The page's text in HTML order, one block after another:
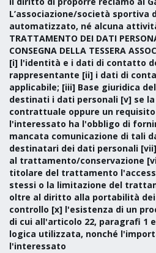
L’associazione/società
automatizzato, né alcuna attività
TRATTAMENTO DEI DATI
CONSEGNA DELLA TESSERA
[i] l'identità e i dati di contatto
rappresentante [ii] i dati di
applicabile; [iii] Base giuridica
destinati i dati personali [v] se
contrattuale oppure un
l'interessato ha l'obbligo di
mancata comunicazione di tali
destinatari dei dati personali
al trattamento/conservazione
titolare del trattamento
stessi o la limitazione del
oltre al diritto alla portabilità
controllo [x] l'esistenza di un
di cui all'articolo 22, paragrafi 1
logica utilizzata, nonché
l'interessato